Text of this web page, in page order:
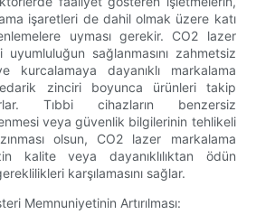
işaretleri de dahil olmak üzere katı
uyması gerekir. CO2 lazer
uyumluluğun sağlanmasını zahmetsiz
kurcalamaya dayanıklı markalama
zinciri boyunca ürünleri takip
Tıbbi cihazların benzersiz
veya güvenlik bilgilerinin tehlikeli
olsun, CO2 lazer markalama
kalite veya dayanıklılıktan ödün
karşılamasını sağlar.
Memnuniyetinin Artırılması: